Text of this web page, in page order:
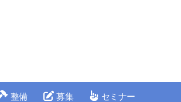
整備 募集 セミナー